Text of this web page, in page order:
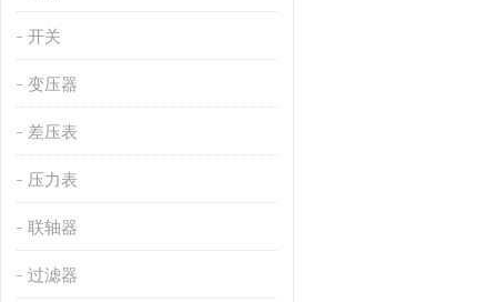
开关
变压器
差压表
压力表
联轴器
过滤器